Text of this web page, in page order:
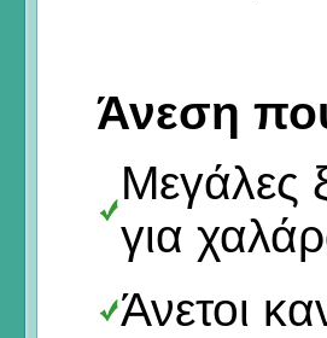
Άνεση
Μεγάλες
για
Άνετοι